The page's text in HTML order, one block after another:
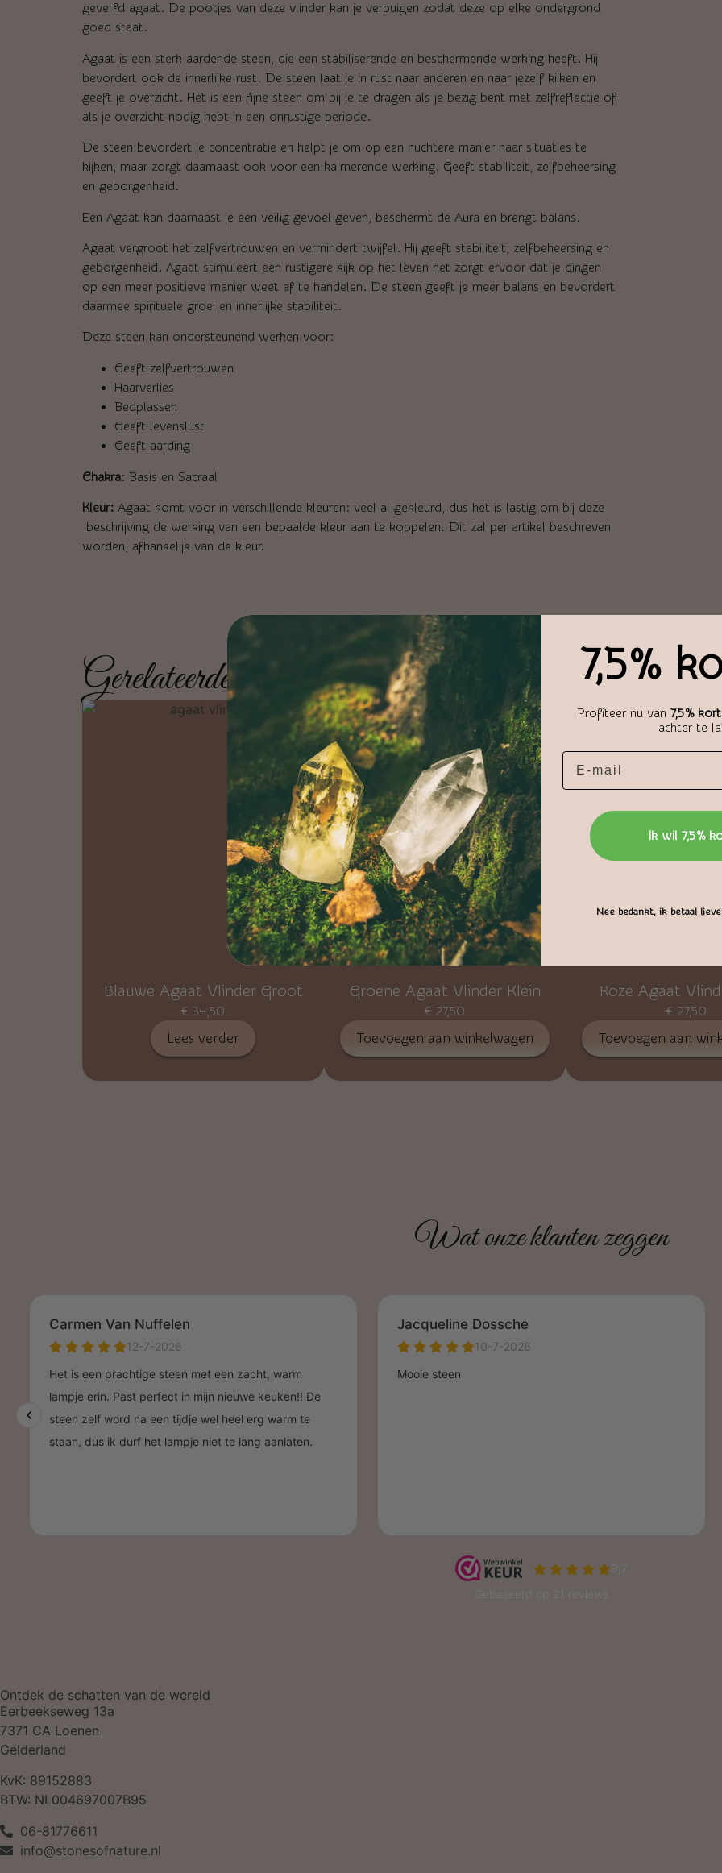
geverfd agaat. De pootjes van deze vlinder kan je verbuigen zodat deze op elke ondergrond
goed staat.
Agaat is een sterk aardende steen, die een stabiliserende en beschermende werking heeft. Hij
bevordert ook de innerlijke rust. De steen laat je in rust naar anderen en naar jezelf kijken en
geeft je overzicht. Het is een fijne steen om bij je te dragen als je bezig bent met zelfreflectie of
als je overzicht nodig hebt in een onrustige periode.
De steen bevordert je concentratie en helpt je om op een nuchtere manier naar situaties te
kijken, maar zorgt daarnaast ook voor een kalmerende werking. Geeft stabiliteit, zelfbeheersing
en geborgenheid.
Een Agaat kan daarnaast je een veilig gevoel geven, beschermt de Aura en brengt balans.
Agaat vergroot het zelfvertrouwen en vermindert twijfel. Hij geeft stabiliteit, zelfbeheersing en
geborgenheid. Agaat stimuleert een rustigere kijk op het leven het zorgt ervoor dat je dingen
op een meer positieve manier weet af te handelen. De steen geeft je meer balans en bevordert
daarmee spirituele groei en innerlijke stabiliteit.
Deze steen kan ondersteunend werken voor:
Geeft zelfvertrouwen
Haarverlies
Bedplassen
Geeft levenslust
Geeft aarding
Chakra: Basis en Sacraal
Kleur: Agaat komt voor in verschillende kleuren: veel al gekleurd, dus het is lastig om bij deze
beschrijving de werking van een bepaalde kleur aan te koppelen. Dit zal per artikel beschreven
worden, afhankelijk van de kleur.
Gerelateerde producten
Blauwe Agaat Vlinder Groot
€ 34,50
Lees verder
Groene Agaat Vlinder Klein
€ 27,50
Toevoegen aan winkelwagen
Roze Agaat
€ 27,50
Toevoegen aan
Wat onze klanten zeggen
Ontdek de schatten van de wereld
Eerbeekseweg 13a
7371 CA Loenen
Gelderland
KvK: 89152883
BTW: NL004697007B95
06-81776611
info@stonesofnature.nl
7,5%
Profiteer nu van 7,5%
achter te
Ik wil 7,5%
Nee bedankt, ik betaal